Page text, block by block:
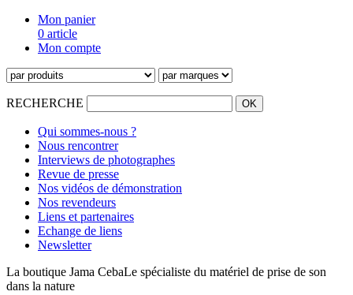
Mon panier
0 article
Mon compte
RECHERCHE
Qui sommes-nous ?
Nous rencontrer
Interviews de photographes
Revue de presse
Nos vidéos de démonstration
Nos revendeurs
Liens et partenaires
Echange de liens
Newsletter
La boutique Jama CebaLe spécialiste du matériel de prise de son
dans la nature